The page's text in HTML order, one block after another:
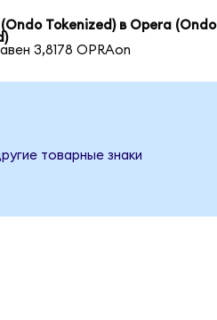
Tokenized) в Opera (Ondo
3,8178 OPRAon
товарные знаки